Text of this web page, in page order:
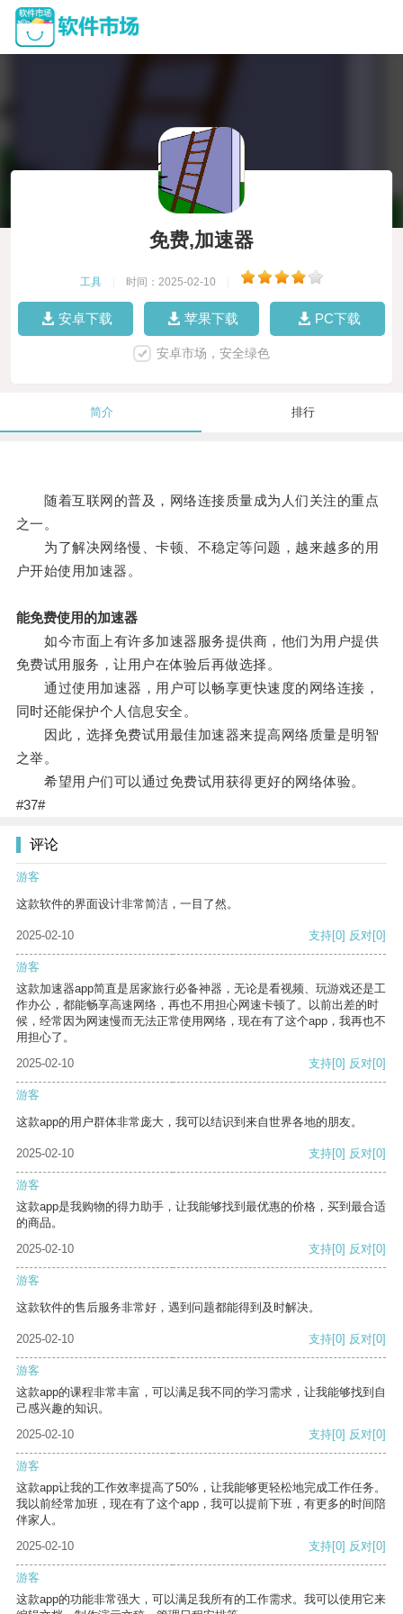
免费,加速器
工具 时间：2025-02-10
安卓下载 苹果下载 PC下载
安卓市场，安全绿色
简介 排行
随着互联网的普及，网络连接质量成为人们关注的重点
之一。
为了解决网络慢、卡顿、不稳定等问题，越来越多的用
户开始使用加速器。
能免费使用的加速器
如今市面上有许多加速器服务提供商，他们为用户提供
免费试用服务，让用户在体验后再做选择。
通过使用加速器，用户可以畅享更快速度的网络连接，
同时还能保护个人信息安全。
因此，选择免费试用最佳加速器来提高网络质量是明智
之举。
希望用户们可以通过免费试用获得更好的网络体验。
#37#
评论
游客
这款软件的界面设计非常简洁，一目了然。
2025-02-10 支持[0] 反对[0]
游客
这款加速器app简直是居家旅行必备神器，无论是看视频、玩游戏还是工
作办公，都能畅享高速网络，再也不用担心网速卡顿了。以前出差的时
候，经常因为网速慢而无法正常使用网络，现在有了这个app，我再也不
用担心了。
2025-02-10
支持[0] 反对[0]
游客
这款app的用户群体非常庞大，我可以结识到来自世界各地的朋友。
2025-02-10 支持[0] 反对[0]
游客
这款app是我购物的得力助手，让我能够找到最优惠的价格，买到最合适
的商品。
2025-02-10
支持[0] 反对[0]
游客
这款软件的售后服务非常好，遇到问题都能得到及时解决。
2025-02-10 支持[0] 反对[0]
游客
这款app的课程非常丰富，可以满足我不同的学习需求，让我能够找到自
己感兴趣的知识。
2025-02-10
支持[0] 反对[0]
游客
这款app让我的工作效率提高了50%，让我能够更轻松地完成工作任务。
我以前经常加班，现在有了这个app，我可以提前下班，有更多的时间陪
伴家人。
2025-02-10
支持[0] 反对[0]
游客
这款app的功能非常强大，可以满足我所有的工作需求。我可以使用它来